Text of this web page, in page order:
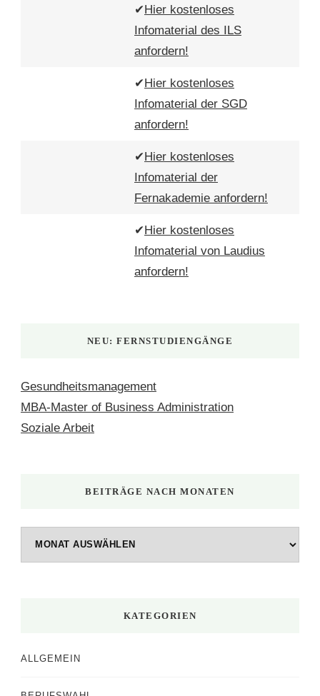
✔Hier kostenloses
Infomaterial des ILS
anfordern!
✔Hier kostenloses
Infomaterial der SGD
anfordern!
✔Hier kostenloses
Infomaterial der
Fernakademie anfordern!
✔Hier kostenloses
Infomaterial von Laudius
anfordern!
NEU: FERNSTUDIENGÄNGE
Gesundheitsmanagement
MBA-Master of Business Administration
Soziale Arbeit
BEITRÄGE NACH MONATEN
KATEGORIEN
ALLGEMEIN